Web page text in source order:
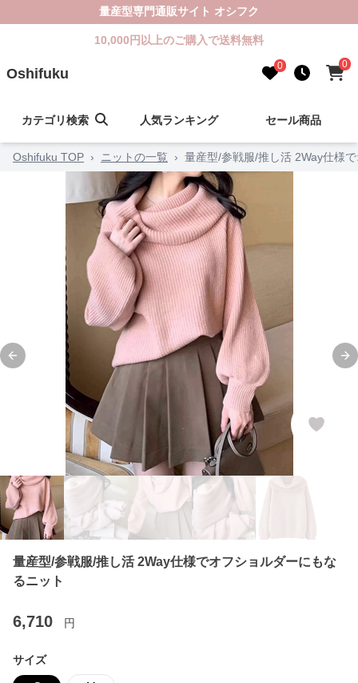
量産型専門通販サイト オシフク
10,000円以上のご購入で送料無料
Oshifuku 0 0
カテゴリ検索 人気ランキング セール商品
Oshifuku TOP › ニットの一覧 › 量産型/参戦服/推し活 2Way仕様
Previous slide
量産型/参戦服/推し活 2Way仕様でオフショルダーにもな
るニット
6,710 円
サイズ